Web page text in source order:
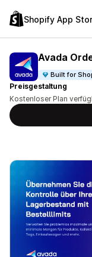
Shopify App
Avada
Built for
Preisgestaltung
Kostenloser Plan